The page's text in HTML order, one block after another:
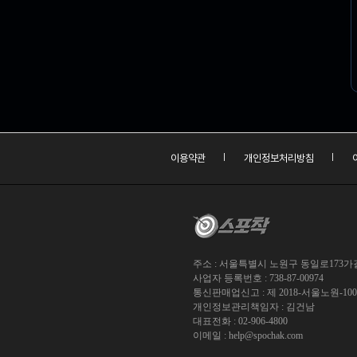
이용약관 개인정보처리방침
주소 : 서울특별시 노원구 동일로173가
사업자 등록번호 : 738-87-00974
통신판매업신고 : 제 2018-서울노원-
개인정보관리책임자 : 김건남
대표전화 : 02-906-4800
이메일 : help@spochak.com